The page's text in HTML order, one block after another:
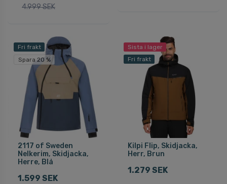
4.999 SEK
Fri frakt
Spara 20 %
2117 of Sweden
Nelkerim, Skidjacka,
Herre, Blå
1.599 SEK
Sista i lager
Fri frakt
Kilpi Flip, Skidjacka,
Herr, Brun
1.279 SEK